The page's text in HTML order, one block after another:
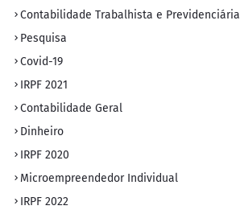
Contabilidade Trabalhista e Previdenciária
Pesquisa
Covid-19
IRPF 2021
Contabilidade Geral
Dinheiro
IRPF 2020
Microempreendedor Individual
IRPF 2022